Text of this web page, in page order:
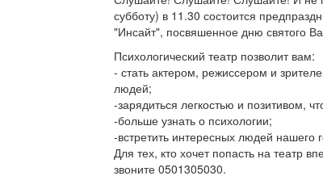
субботу) в 11.30 состоится
"Инсайт", посвяшенное дню святого
Психологический театр позволит вам:
- стать актером, режиссером и
людей;
-зарядиться легкостью и позитивом,
-больше узнать о психологии;
-встретить интересных людей нашего
Для тех, кто хочет попасть на театр
звоните 0501305030.